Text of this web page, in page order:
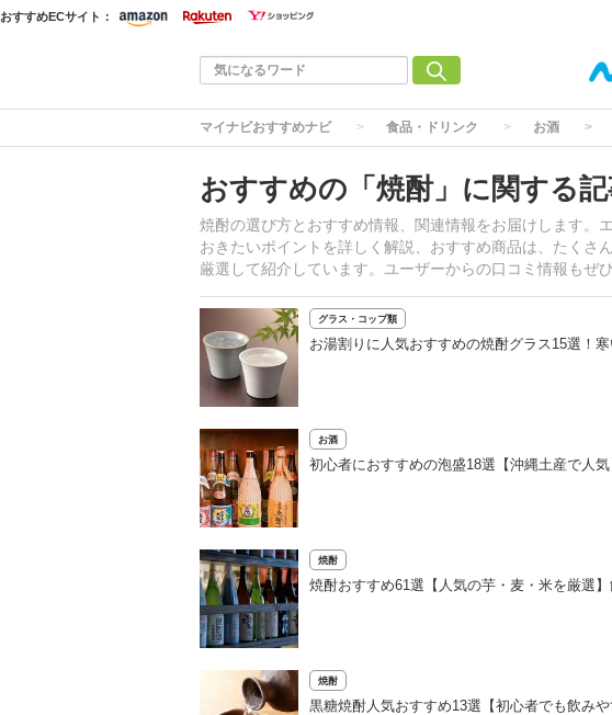
おすすめECサイト：
マイナビおすすめナビ 食品・ドリンク お酒
おすすめの「焼酎」に関する
焼酎の選び方とおすすめ情報、関連情報をお届けします。
おきたいポイントを詳しく解説、おすすめ商品は、たくさ
厳選して紹介しています。ユーザーからの口コミ情報もぜ
グラス・コップ類
お湯割りに人気おすすめの焼酎グラス15選！
お酒
初心者におすすめの泡盛18選【沖縄土産で人
焼酎
焼酎おすすめ61選【人気の芋・麦・米を厳選
焼酎
黒糖焼酎人気おすすめ13選【初心者でも飲み